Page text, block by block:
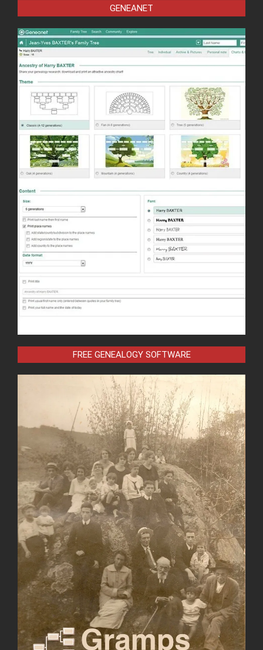
GENEANET
FREE GENEALOGY SOFTWARE